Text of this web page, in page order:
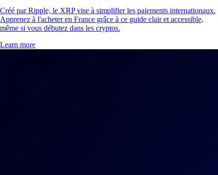
Créé par Ripple, le XRP vise à simplifier les paiements internationaux.
Apprenez à l'acheter en France grâce à ce guide clair et accessible,
même si vous débutez dans les cryptos.
Learn more